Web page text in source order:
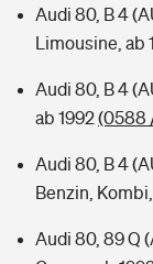
Audi 80, B 4
Limousine, ab
Audi 80, B 4
ab 1992(0588
Audi 80, B 4
Benzin,
Audi 80, 89 Q